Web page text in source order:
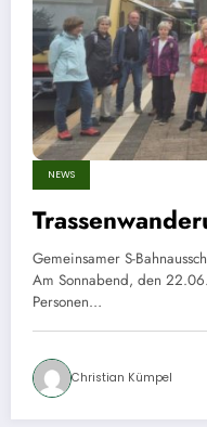
NEWS
Gemeinsamer S-
Am Sonnabend, den
Personen…
Christian Kümpel